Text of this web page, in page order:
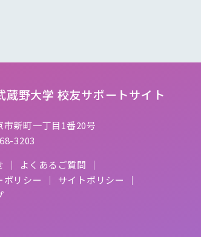
蔵野大学 校友サポートサイト
市新町一丁目1番20号
3203
よくあるご質問
ポリシー
サイトポリシー